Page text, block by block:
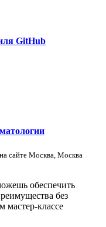
GitHub
сайте Москва, Москва
обеспечить
без
мастер-классе